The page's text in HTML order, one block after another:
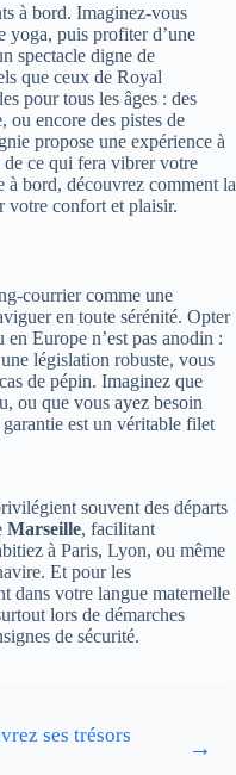
à bord. Imaginez-vous
yoga, puis profiter d’une
spectacle digne de
que ceux de Royal
pour tous les âges : des
ou encore des pistes de
propose une expérience à
ce qui fera vibrer votre
bord, découvrez comment la
votre confort et plaisir.
courrier comme une
en toute sérénité. Opter
Europe n’est pas anodin :
législation robuste, vous
de pépin. Imaginez que
ou que vous ayez besoin
est un véritable filet
souvent des départs
Marseille, facilitant
à Paris, Lyon, ou même
Et pour les
dans votre langue maternelle
lors de démarches
de sécurité.
ses trésors
→